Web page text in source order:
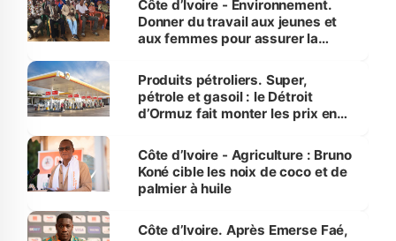
Côte d’Ivoire - Environnement.
Donner du travail aux jeunes et
aux femmes pour assurer la
menacées
Produits pétroliers. Super,
pétrole et gasoil : le Détroit
d’Ormuz fait monter les prix en
Côte d’Ivoire - Agriculture : Bruno
Koné cible les noix de coco et de
palmier à huile
Côte d’Ivoire. Après Emerse Faé,